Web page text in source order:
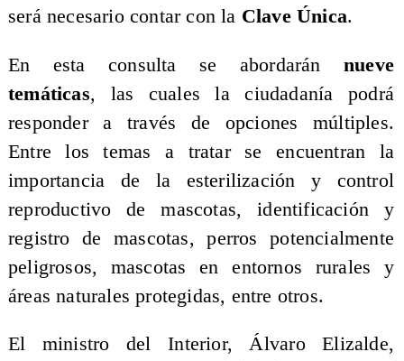
será necesario contar con la Clave Única.
En esta consulta se abordaránnueve
temáticas, las cuales la ciudadanía podrá
responder a través de opciones múltiples.
Entre los temas a tratar se encuentran la
importancia de la esterilización y control
reproductivo de mascotas, identificación y
registro de mascotas, perros potencialmente
peligrosos, mascotas en entornos rurales y
áreas naturales protegidas, entre otros.
El ministro del Interior, Álvaro Elizalde,